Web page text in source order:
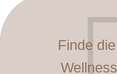
Finde